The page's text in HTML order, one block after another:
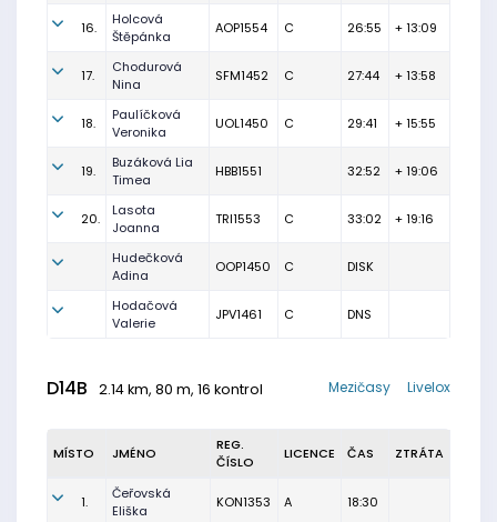
16.
Holcová
Štěpánka
AOP1554 C 26:55 + 13:09
17.
Chodurová
Nina
SFM1452 C 27:44 + 13:58
18.
Paulíčková
Veronika
UOL1450 C 29:41 + 15:55
19.
Buzáková Lia
Timea
HBB1551 32:52 + 19:06
20.
Lasota
Joanna
TRI1553 C 33:02 + 19:16
Hudečková
Adina
OOP1450 C DISK
Hodačová
Valerie
JPV1461 C DNS
D14B 2.14 km, 80 m, 16 kontrol Livelox
Mezičasy
MÍSTO JMÉNO
REG.
ČÍSLO
LICENCE ČAS ZTRÁTA
1.
Čeřovská
Eliška
KON1353 A 18:30